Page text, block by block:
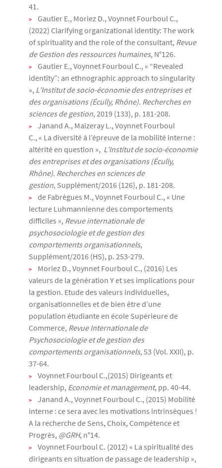
41.
Gautier E., Moriez D., Voynnet Fourboul C.,
(2022) Clarifying organizational identity: The work
of spirituality and the role of the consultant, Revue
de Gestion des ressources humaines, N°126.
Gautier E., Voynnet Fourboul C., « “Revealed
identity”: an ethnographic approach to singularity
», L’Institut de socio-économie des entreprises et
des organisations (Écully, Rhône). Recherches en
sciences de gestion, 2019 (133), p. 181-208.
Janand A., Maizeray L., Voynnet Fourboul
C., « La diversité à l’épreuve de la mobilité interne :
altérité en question », L’Institut de socio-économie
des entreprises et des organisations (Écully,
Rhône). Recherches en sciences de
gestion, Supplément/2016 (126), p. 181-208.
de Fabrègues M., Voynnet Fourboul C., « Une
lecture Luhmannienne des comportements
difficiles », Revue internationale de
psychosociologie et de gestion des
comportements organisationnels,
Supplément/2016 (HS), p. 253-279.
Moriez D., Voynnet Fourboul C., (2016) Les
valeurs de la génération Y et ses implications pour
la gestion. Etude des valeurs individuelles,
organisationnelles et de bien être d’une
population étudiante en école Supérieure de
Commerce, Revue Internationale de
Psychosociologie et de gestion des
comportements organisationnels, 53 (Vol. XXII), p.
37-64.
Voynnet Fourboul C.,(2015) Dirigeants et
leadership, Economie et management, pp. 40-44.
Janand A., Voynnet Fourboul C., (2015) Mobilité
interne : ce sera avec les motivations intrinsèques !
A la recherche de Sens, Choix, Compétence et
Progrès, @GRH, n°14.
Voynnet Fourboul C. (2012) « La spiritualité des
dirigeants en situation de passage de leadership »,